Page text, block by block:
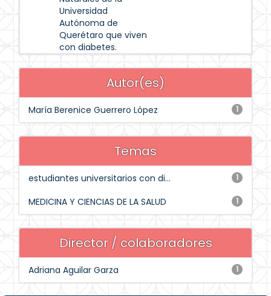
Universidad
Autónoma de
Querétaro que viven
con diabetes.
Autor(es)
1
María Berenice Guerrero López
Temas
1
estudiantes universitarios con di...
1
MEDICINA Y CIENCIAS DE LA SALUD
Director / colaboradores
1
Adriana Aguilar Garza